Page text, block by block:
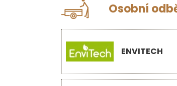
Osobní
ENVITECH